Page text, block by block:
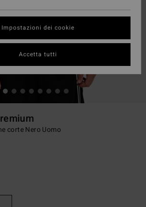
corte Nero Uomo
Impostazioni dei cookie
Accetta tutti